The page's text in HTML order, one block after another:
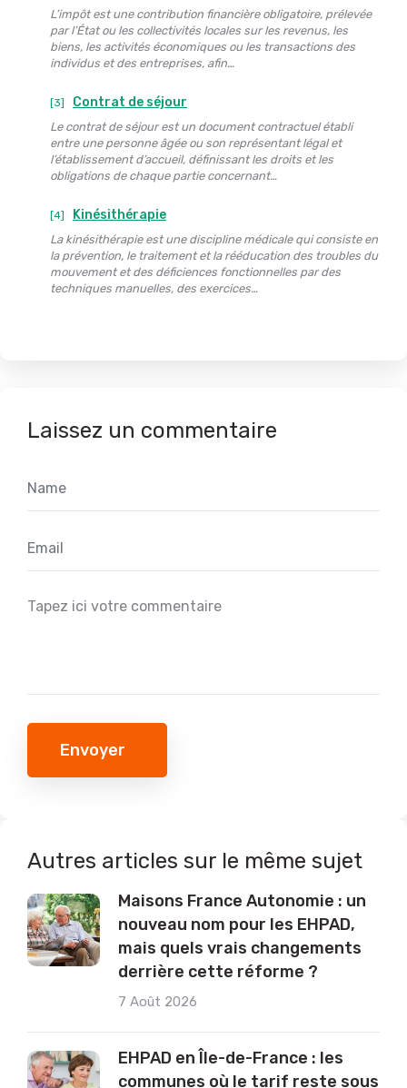
L’impôt est une contribution financière obligatoire, prélevée
par l’État ou les collectivités locales sur les revenus, les
biens, les activités économiques ou les transactions des
individus et des entreprises, afin…
[3] Contrat de séjour
Le contrat de séjour est un document contractuel établi
entre une personne âgée ou son représentant légal et
l’établissement d’accueil, définissant les droits et les
obligations de chaque partie concernant…
[4] Kinésithérapie
La kinésithérapie est une discipline médicale qui consiste en
la prévention, le traitement et la rééducation des troubles du
mouvement et des déficiences fonctionnelles par des
techniques manuelles, des exercices…
Laissez un commentaire
Envoyer
Autres articles sur le même sujet
Maisons France Autonomie : un
nouveau nom pour les EHPAD,
mais quels vrais changements
derrière cette réforme ?
7 Août 2026
EHPAD en Île-de-France : les
communes où le tarif reste sous